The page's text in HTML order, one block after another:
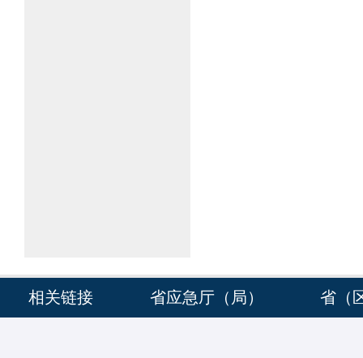
相关链接 省应急厅（局） 省（